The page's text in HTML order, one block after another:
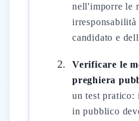
nell'imporre le
candidato e
Verificare le
preghiera
un test pratico:
in pubblico